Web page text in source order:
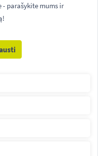
- parašykite mums ir